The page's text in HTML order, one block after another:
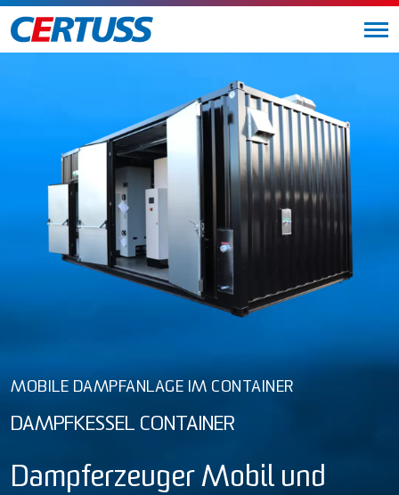
MOBILE DAMPFANLAGE IM CONTAINER
DAMPFKESSEL CONTAINER
Dampferzeuger Mobil und